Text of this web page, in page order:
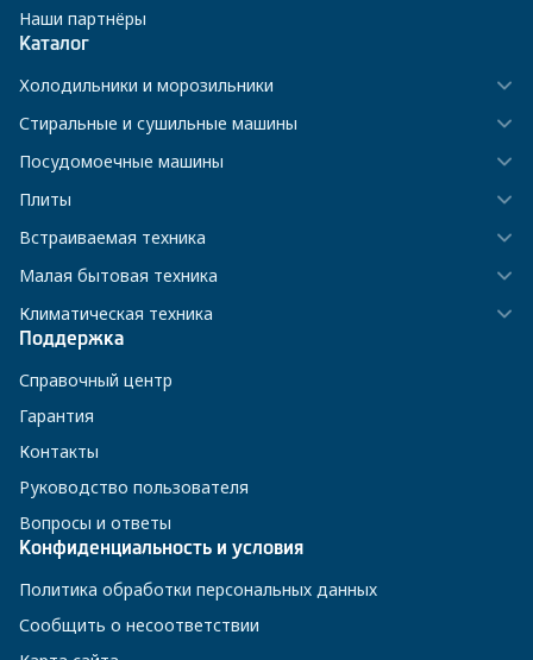
Наши партнёры
Каталог
Холодильники и морозильники
Стиральные и сушильные машины
Посудомоечные машины
Плиты
Встраиваемая техника
Малая бытовая техника
Климатическая техника
Поддержка
Справочный центр
Гарантия
Контакты
Руководство пользователя
Вопросы и ответы
Конфиденциальность и условия
Политика обработки персональных данных
Сообщить о несоответствии